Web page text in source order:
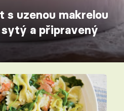
s uzenou makrelou
a připravený